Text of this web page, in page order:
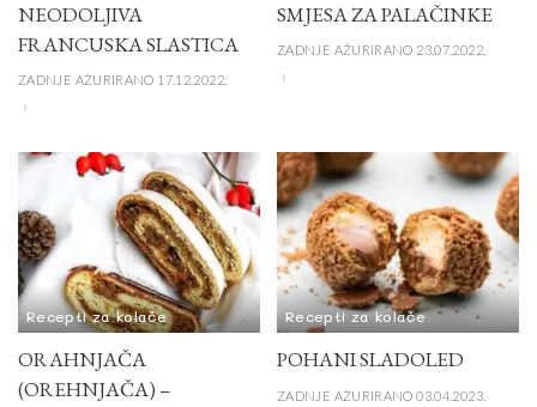
NEODOLJIVA
FRANCUSKA SLASTICA
ZADNJE AŽURIRANO 17.12.2022.
SMJESA ZA PALAČINKE
ZADNJE AŽURIRANO 23.07.2022.
Recepti za kolače
ORAHNJAČA
(OREHNJAČA) –
Recepti za kolače
POHANI SLADOLED
ZADNJE AŽURIRANO 03.04.2023.